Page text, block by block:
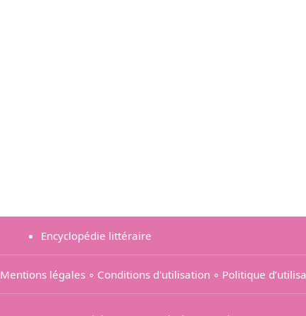
Encyclopédie littéraire
Mentions légales∘ Conditions d'utilisation ∘ Politique